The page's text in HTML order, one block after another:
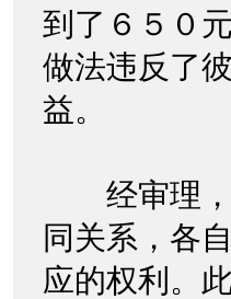
到了６５０
做法违反了
益。
经审理，
同关系，各
应的权利。